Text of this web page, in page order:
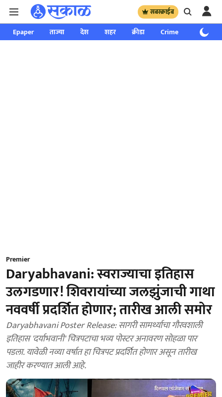
सबस्क्राईब
Epaper ताज्या देश शहर क्रीडा Crime साप्ताहिक
Premier
Daryabhavani: स्वराज्याचा इतिहास
उलगडणार! शिवरायांच्या जलझुंजाची गाथा
नववर्षी प्रदर्शित होणार; तारीख आली समोर
Daryabhavani Poster Release: सागरी सामर्थ्याचा गौरवशाली
इतिहास 'दर्याभवानी' चित्रपटाचा भव्य पोस्टर अनावरण सोहळा पार
पडला. यावेळी नव्या वर्षात हा चित्रपट प्रदर्शित होणार असून तारीख
जाहीर करण्यात आली आहे.